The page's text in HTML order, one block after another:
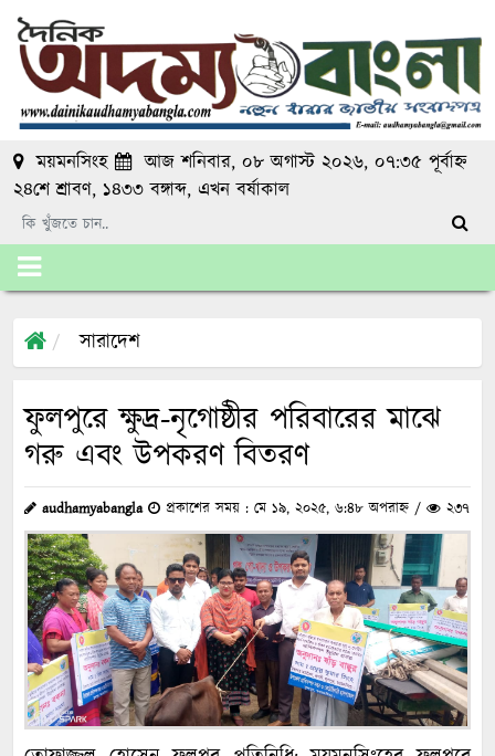
ময়মনসিংহ
আজ শনিবার, ০৮ অগাস্ট ২০২৬, ০৭:৩৫ পূর্বাহ্ন
২৪শে শ্রাবণ, ১৪৩৩ বঙ্গাব্দ, এখনবর্ষাকাল
সারাদেশ
ফুলপুরে ক্ষুদ্র-নৃগোষ্ঠীর পরিবারের মাঝে
গরু এবং উপকরণ বিতরণ
audhamyabangla প্রকাশের সময় : মে ১৯, ২০২৫, ৬:৪৮ অপরাহ্ন / ২৩৭